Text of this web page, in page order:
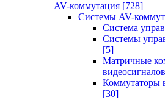
AV-коммутация [728]
Системы AV-
Система
Системы
[5]
Матричные
Коммутаторы
[30]